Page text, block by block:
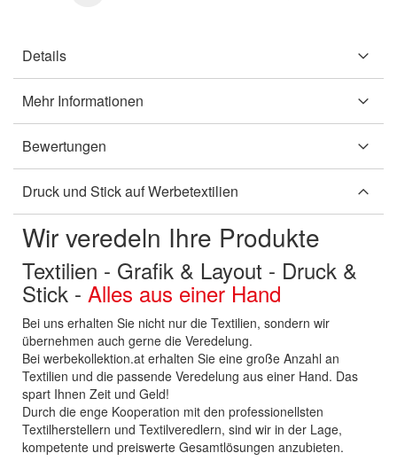
Details
Mehr Informationen
Bewertungen
Druck und Stick auf Werbetextilien
Wir veredeln Ihre Produkte
Textilien - Grafik & Layout - Druck &
Stick - Alles aus einer Hand
Bei uns erhalten Sie nicht nur die Textilien, sondern wir
übernehmen auch gerne die Veredelung.
Bei werbekollektion.at erhalten Sie eine große Anzahl an
Textilien und die passende Veredelung aus einer Hand. Das
spart Ihnen Zeit und Geld!
Durch die enge Kooperation mit den professionellsten
Textilherstellern und Textilveredlern, sind wir in der Lage,
kompetente und preiswerte Gesamtlösungen anzubieten.